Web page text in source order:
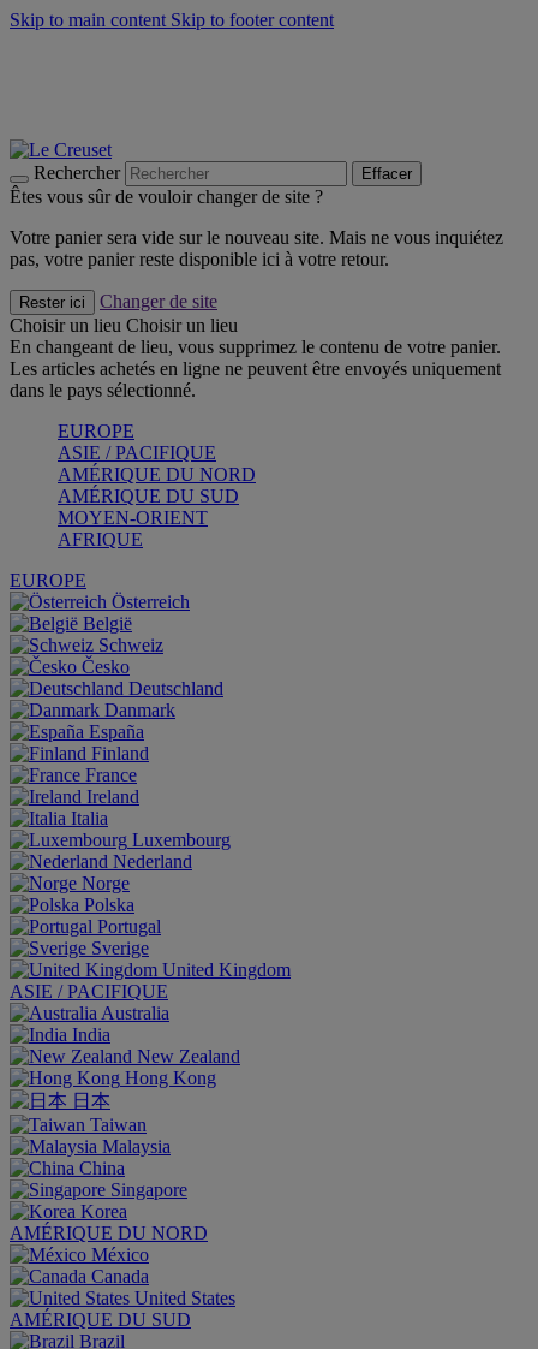
Skip to main content Skip to footer content
Rechercher Effacer
Êtes vous sûr de vouloir changer de site ?
Votre panier sera vide sur le nouveau site. Mais ne vous inquiétez
pas, votre panier reste disponible ici à votre retour.
Rester ici
Changer de site
Choisir un lieu Choisir un lieu
En changeant de lieu, vous supprimez le contenu de votre panier.
Les articles achetés en ligne ne peuvent être envoyés uniquement
dans le pays sélectionné.
EUROPE
ASIE / PACIFIQUE
AMÉRIQUE DU NORD
AMÉRIQUE DU SUD
MOYEN-ORIENT
AFRIQUE
EUROPE
Österreich
België
Schweiz
Česko
Deutschland
Danmark
España
Finland
France
Ireland
Italia
Luxembourg
Nederland
Norge
Polska
Portugal
Sverige
United Kingdom
ASIE / PACIFIQUE
Australia
India
New Zealand
Hong Kong
日本
Taiwan
Malaysia
China
Singapore
Korea
AMÉRIQUE DU NORD
México
Canada
United States
AMÉRIQUE DU SUD
Brazil